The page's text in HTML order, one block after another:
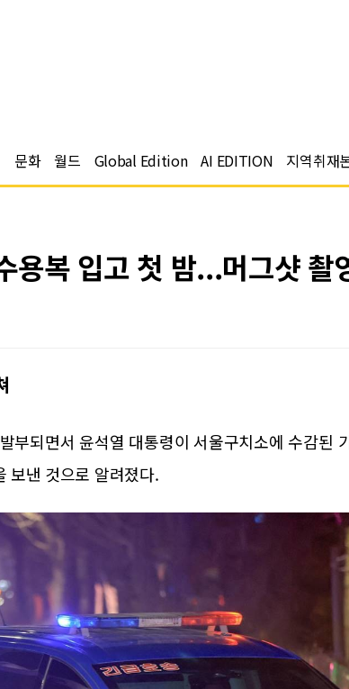
문화 월드 Global Edition AI EDITION 지역취재
복 입고 첫 밤...머그샷 촬
부되면서 윤석열 대통령이 서울구치소에 수감된
보낸 것으로 알려졌다.